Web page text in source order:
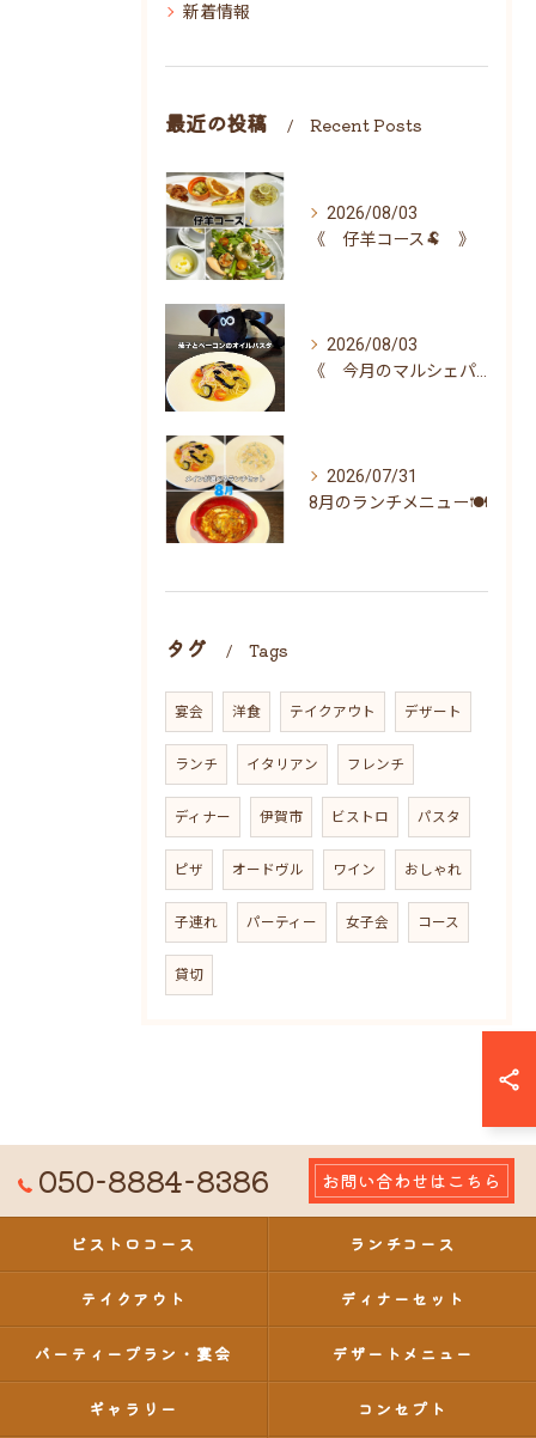
新着情報
最近の投稿 Recent Posts
2026/08/03
《 仔羊コース🐏 》
2026/08/03
2026/07/31
8月のランチメニュー🍽
タグ Tags
宴会 洋食 テイクアウト デザート
ランチ イタリアン フレンチ
ディナー 伊賀市 ビストロ パスタ
ピザ オードヴル ワイン おしゃれ
子連れ パーティー 女子会 コース
貸切
050-8884-8386 お問い合わせはこちら
ビストロコース ランチコース
テイクアウト ディナーセット
パーティープラン・宴会 デザートメニュー
ギャラリー コンセプト